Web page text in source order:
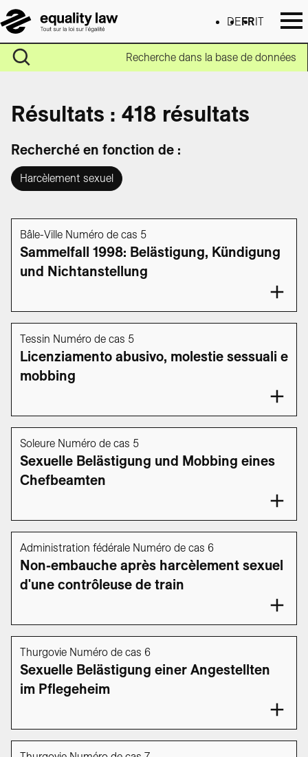
DE FR IT
Recherche dans la base de données
Résultats : 418 résultats
Recherché en fonction de :
Harcèlement sexuel
Bâle-Ville Numéro de cas 5
Sammelfall 1998: Belästigung, Kündigung
und Nichtanstellung
Tessin Numéro de cas 5
Licenziamento abusivo, molestie sessuali e
mobbing
Soleure Numéro de cas 5
Sexuelle Belästigung und Mobbing eines
Chefbeamten
Administration fédérale Numéro de cas 6
Non-embauche après harcèlement sexuel
d'une contrôleuse de train
Thurgovie Numéro de cas 6
Sexuelle Belästigung einer Angestellten
im Pflegeheim